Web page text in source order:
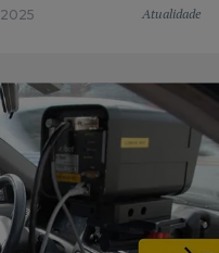
Atualidade